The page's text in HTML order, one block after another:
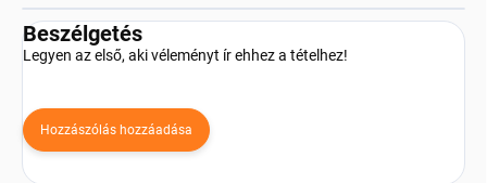
Beszélgetés
Legyen az első, aki véleményt ír ehhez a tételhez!
Hozzászólás hozzáadása